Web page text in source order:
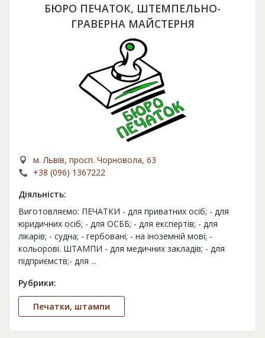
БЮРО ПЕЧАТОК, ШТЕМПЕЛЬНО-
ГРАВЕРНА МАЙСТЕРНЯ
м. Львів, просп. Чорновола, 63
+38 (096) 1367222
Діяльність:
Виготовляємо: ПЕЧАТКИ - для приватних осіб; - для
юридичних осіб; - для ОСББ; - для експертів; - для
лікарів; - судна; - гербовані; - на іноземній мові; -
кольорові. ШТАМПИ - для медичних закладів; - для
підприємств;- для ...
Рубрики:
Печатки, штампи